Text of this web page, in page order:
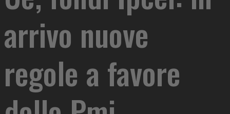
arrivo nuove
regole a favore